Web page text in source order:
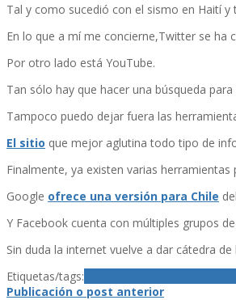
Tal y como sucedió con el sismo en Haití­
En lo que a mí­ me concierne,Twitter se
Por otro lado está YouTube.
Tan sólo hay que hacer una búsqueda
Tampoco puedo dejar fuera las
El sitio que mejor aglutina todo tipo de
Finalmente, ya existen varias
Google ofrece una versión para Chile
Y Facebook cuenta con múltiples grupos
Sin duda la internet vuelve a dar cátedra
Etiquetas/tags:
Publicación o post anterior